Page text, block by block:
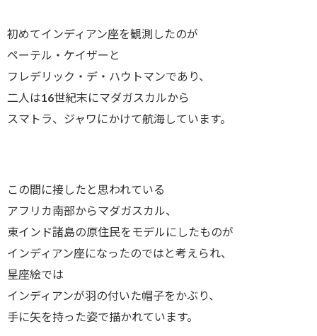
初めてインディアン座を観測したのが
ペーテル・ケイザーと
フレデリック・デ・ハウトマンであり、
二人は16世紀末にマダガスカルから
スマトラ、ジャワにかけて航海しています。
この間に接したと思われている
アフリカ南部からマダガスカル、
東インド諸島の原住民をモデルにしたものが
インディアン座になったのではと考えられ、
星座絵では
インディアンが羽の付いた帽子をかぶり、
手に矢を持った姿で描かれています。